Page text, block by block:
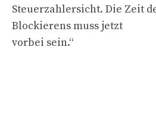
Steuerzahlersicht. Die Zeit
Blockierens muss jetzt
vorbei sein.“